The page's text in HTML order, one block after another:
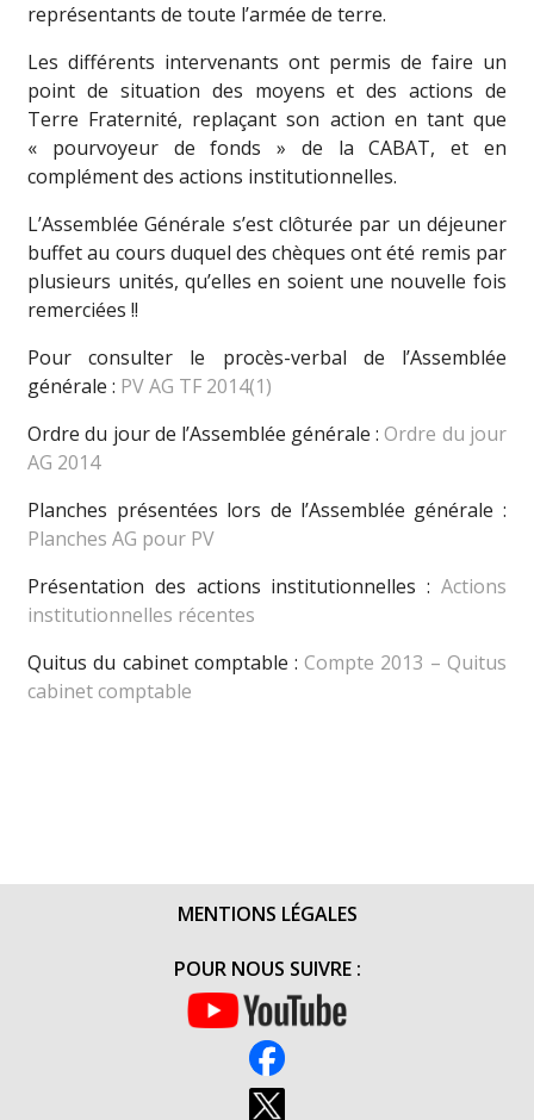
représentants de toute l’armée de terre.
Les différents intervenants ont permis de faire un
point de situation des moyens et des actions de
Terre Fraternité, replaçant son action en tant que
« pourvoyeur de fonds » de la CABAT, et en
complément des actions institutionnelles.
L’Assemblée Générale s’est clôturée par un déjeuner
buffet au cours duquel des chèques ont été remis par
plusieurs unités, qu’elles en soient une nouvelle fois
remerciées !!
Pour consulter le procès-verbal de l’Assemblée
générale : PV AG TF 2014(1)
Ordre du jour de l’Assemblée générale :Ordre du jour
AG 2014
Planches présentées lors de l’Assemblée générale :
Planches AG pour PV
Présentation des actions institutionnelles : Actions
institutionnelles récentes
Quitus du cabinet comptable :Compte 2013 – Quitus
cabinet comptable
MENTIONS LÉGALES
POUR NOUS SUIVRE :